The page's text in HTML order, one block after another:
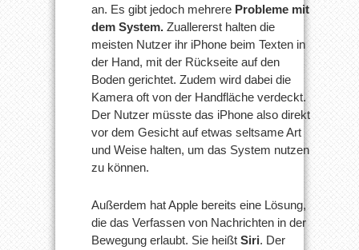
an. Es gibt jedoch mehrere Probleme mit
dem System. Zuallererst halten die
meisten Nutzer ihr iPhone beim Texten in
der Hand, mit der Rückseite auf den
Boden gerichtet. Zudem wird dabei die
Kamera oft von der Handfläche verdeckt.
Der Nutzer müsste das iPhone also direkt
vor dem Gesicht auf etwas seltsame Art
und Weise halten, um das System nutzen
zu können.
Außerdem hat Apple bereits eine Lösung,
die das Verfassen von Nachrichten in der
Bewegung erlaubt. Sie heißt Siri. Der